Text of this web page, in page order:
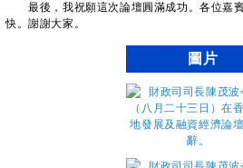
最後，我祝願這次論壇圓滿成功。各位嘉
快。謝謝大家。
圖片